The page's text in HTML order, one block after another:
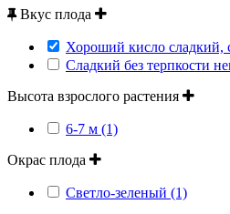
Вкус плода
Хороший кисло сладкий,
Сладкий без терпкости
Высота взрослого растения
6-7 м (1)
Окрас плода
Светло-зеленый (1)